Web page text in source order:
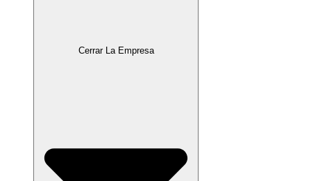
Cerrar La Empresa